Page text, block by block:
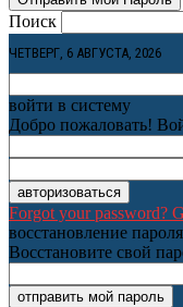
Поиск
ЧЕТВЕРГ, 6 АВГУСТА, 2026
войти в систему
Добро пожаловать!
Forgot your password?
восстановление пароля
Восстановите свой